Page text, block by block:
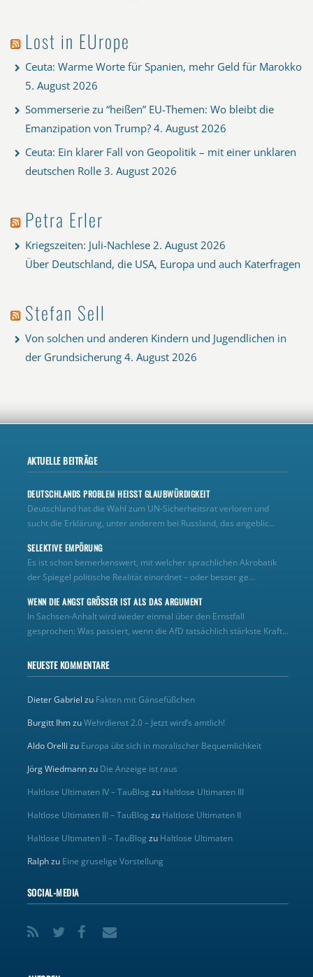
Lost in EUrope
Ceuta: Warme Worte für Spanien, mehr Geld für Marokko
5. August 2026
Sommerserie zu “heißen” EU-Themen: Wo bleibt die
Emanzipation von Trump? 4. August 2026
Ceuta: Ein klarer Fall von Geopolitik – mit einer unklaren
deutschen Rolle 3. August 2026
Petra Erler
Kriegszeiten: Juli-Nachlese 2. August 2026
Über Deutschland, die USA, Europa und auch Katerfragen
Stefan Sell
Von solchen und anderen Kindern und Jugendlichen in
der Grundsicherung 4. August 2026
AKTUELLE BEITRÄGE
DEUTSCHLANDS PROBLEM HEISST GLAUBWÜRDIGKEIT
Deutschland hat die Wahl zum UN‑Sicherheitsrat verloren und
sucht die Erklärung, unter anderem bei Russland, das angeblic...
SELEKTIVE EMPÖRUNG
Es ist schon bemerkenswert, mit welcher sprachlichen Akrobatik
der Spiegel politische Realität einordnet – oder besser ge...
WENN DIE ANGST GRÖSSER IST ALS DAS ARGUMENT
In Sachsen-Anhalt wird wieder einmal über den Ernstfall
gesprochen: Was passiert, wenn die AfD tatsächlich stärkste Kraft...
NEUESTE KOMMENTARE
Dieter Gabriel zu Fakten mit Gänsefüßchen
Burgitt IhmzuWehrdienst 2.0 – Jetzt wird’s amtlich!
Aldo Orelli zu Europa übt sich in moralischer Bequemlichkeit
Jörg Wiedmannzu Die Anzeige ist raus
Haltlose Ultimaten IV – TauBlog zu Haltlose Ultimaten III
Haltlose Ultimaten III – TauBlog zu Haltlose Ultimaten II
Haltlose Ultimaten II – TauBlog zu Haltlose Ultimaten
Ralphzu Eine gruselige Vorstellung
SOCIAL-MEDIA